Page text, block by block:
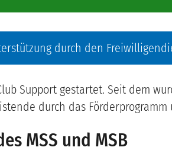
durch den
Support gestartet. Seit dem
durch das Förderprogramm
MSS und MSB